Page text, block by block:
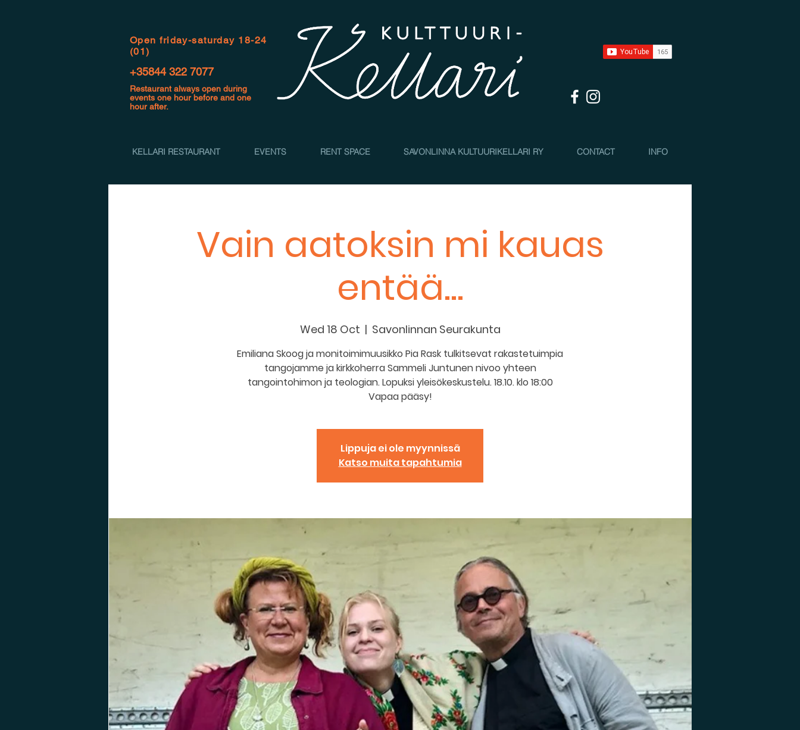
Open friday-saturday 18-24
(01)
+35844 322 7077
Restaurant always open during
events one hour before and one
hour after.
KELLARI RESTAURANT EVENTS RENT SPACE SAVONLINNA KULTUURIKELLARI RY CONTACT INFO
Vain aatoksin mi kauas
entää...
Wed 18 Oct
  |
Savonlinnan Seurakunta
Emiliana Skoog ja monitoimimuusikko Pia Rask tulkitsevat rakastetuimpia
tangojamme ja kirkkoherra Sammeli Juntunen nivoo yhteen
tangointohimon ja teologian. Lopuksi yleisökeskustelu. 18.10. klo 18:00
Vapaa pääsy!
Lippuja ei ole myynnissä
Katso muita tapahtumia